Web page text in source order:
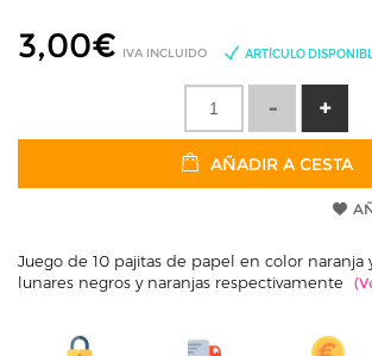
3,00€ IVA INCLUIDO ARTÍCULO
AÑADIR A CESTA
Juego de 10 pajitas de papel en color naranja
lunares negros y naranjas respectivamente